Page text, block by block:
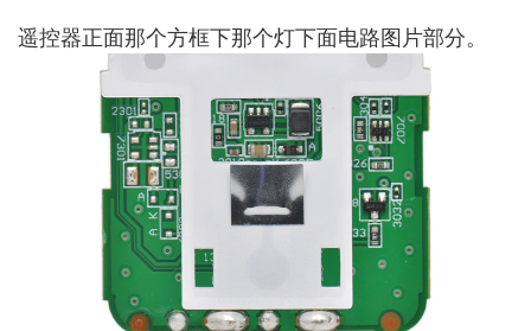
遥控器正面那个方框下那个灯下面电路图片部分。